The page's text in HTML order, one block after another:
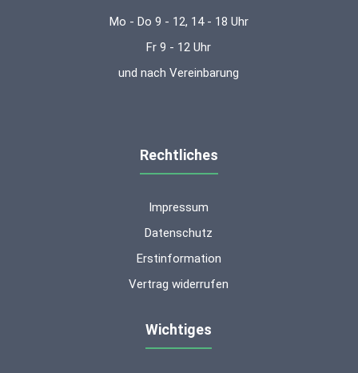
Mo - Do 9 - 12, 14 - 18 Uhr
Fr 9 - 12 Uhr
und nach Vereinbarung
Rechtliches
Impressum
Datenschutz
Erstinformation
Vertrag widerrufen
Wichtiges